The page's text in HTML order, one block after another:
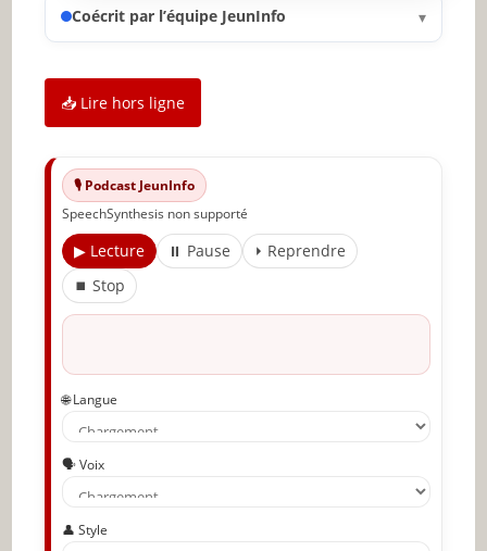
Mesurer l’Impact du Rebranding
Conclusion et Recommandations Finales
✨ Nouveau sur JeunInfo ?
Partager l'amour
Coécrit par l’équipe JeunInfo ▾
📥 Lire hors ligne
🎙️ Podcast JeunInfo
SpeechSynthesis non supporté
▶ Lecture ⏸ Pause
⏵ Reprendre
⏹ Stop
🌐 Langue
🗣️ Voix
👤 Style